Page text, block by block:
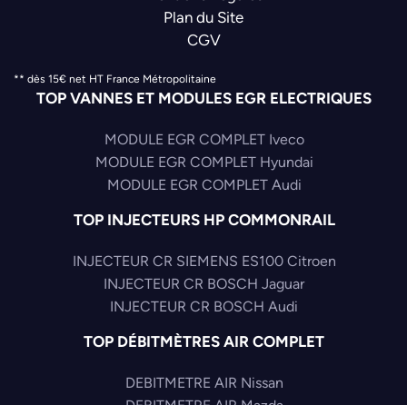
Plan du Site
CGV
** dès 15€ net HT France Métropolitaine
TOP VANNES ET MODULES EGR ELECTRIQUES
MODULE EGR COMPLET Iveco
MODULE EGR COMPLET Hyundai
MODULE EGR COMPLET Audi
TOP INJECTEURS HP COMMONRAIL
INJECTEUR CR SIEMENS ES100 Citroen
INJECTEUR CR BOSCH Jaguar
INJECTEUR CR BOSCH Audi
TOP DÉBITMÈTRES AIR COMPLET
DEBITMETRE AIR Nissan